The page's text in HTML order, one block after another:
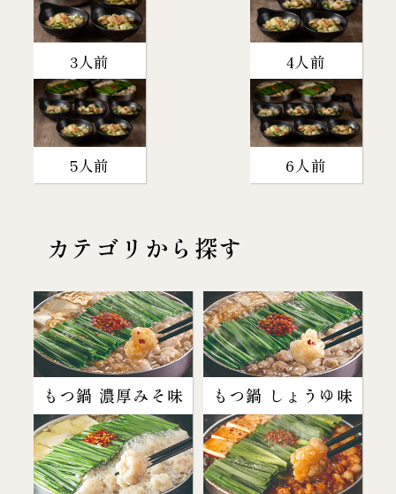
3人前 4人前
5人前 6人前
カテゴリから探す
もつ鍋 濃厚みそ味 もつ鍋 しょうゆ味